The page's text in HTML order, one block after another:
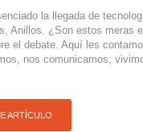
la llegada de
Anillos. ¿Son estos meras
el debate. Aquí les
nos comunicamos;
ARTÍCULO